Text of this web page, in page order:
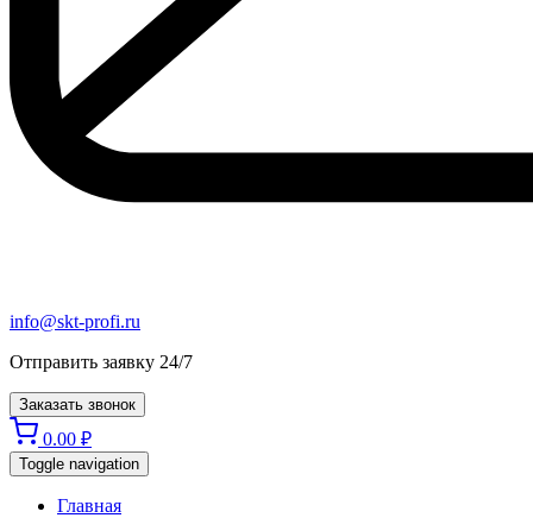
info@skt-profi.ru
Отправить заявку 24/7
Заказать звонок
0.00 ₽
Toggle navigation
Главная